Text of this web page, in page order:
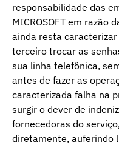
responsabilidade das
MICROSOFT em razão
ainda resta
terceiro trocar as
sua linha telefônica,
antes de fazer as
caracterizada falha na
surgir o dever de
fornecedoras do
diretamente, auferindo